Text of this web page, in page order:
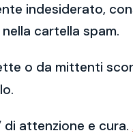
indesiderato,
cartella spam.
o da mittenti
attenzione e cura.